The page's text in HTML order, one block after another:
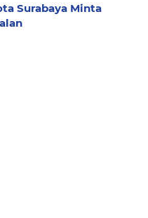
Surabaya Minta